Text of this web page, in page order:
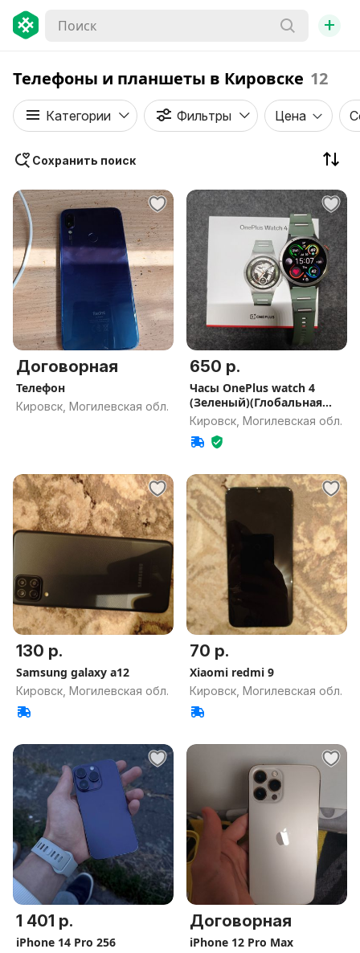
+
Телефоны и планшеты в Кировске 12
Категории Фильтры Цена
Сохранить поиск
Договорная
Телефон
Кировск, Могилевская обл.
650 р.
Часы OnePlus watch 4
(Зеленый)(Глобальная
версия)
Кировск, Могилевская обл.
130 р.
Samsung galaxy a12
Кировск, Могилевская обл.
70 р.
Xiaomi redmi 9
Кировск, Могилевская обл.
1 401 р.
iPhone 14 Pro 256
Договорная
iPhone 12 Pro Max